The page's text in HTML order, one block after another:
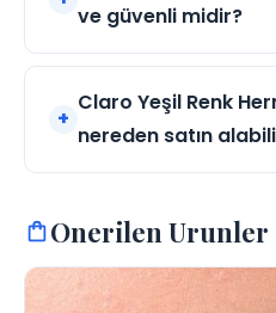
ve güvenli midir?
Claro Yeşil Renk
nereden satın
Onerilen Urunler